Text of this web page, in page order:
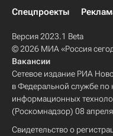
Спецпроекты
Версия 2023.1 Beta
© 2026 МИА «Россия
Вакансии
Сетевое издание РИА
в Федеральной службе по
информационных
(Роскомнадзор) 08
Свидетельство о